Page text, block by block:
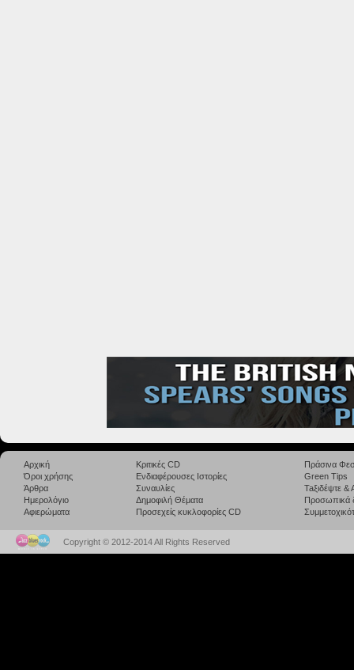
Αρχική
Όροι χρήσης
Άρθρα
Ημερολόγιο
Αφιερώματα
Κριτικές CD
Ενδιαφέρουσες Ιστορίες
Συναυλίες
Δημοφιλή Θέματα
Προσεχείς κυκλοφορίες CD
Πράσινα
Green Tips
Taξιδέψτε
Προσωπικά
Copyright © 2012-2014 All Rights Reserved